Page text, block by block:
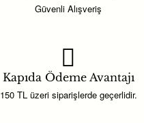
Güvenli Alışveriş
Kapıda Ödeme Avantajı
150 TL üzeri siparişlerde geçerlidir.